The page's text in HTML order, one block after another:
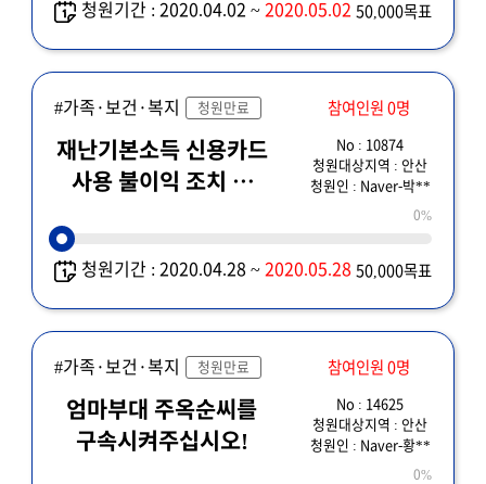
청원기간 : 2020.04.02 ~2020.05.02 50,000목표
#가족·보건·복지 청원만료 참여인원 0명
재난기본소득 신용카드
사용 불이익 조치 및
No : 10874
청원대상지역 : 안산
청원인 : Naver-박**
0%
청원기간 : 2020.04.28 ~2020.05.28 50,000목표
#가족·보건·복지 청원만료 참여인원 0명
엄마부대 주옥순씨를
구속시켜주십시오!
No : 14625
청원대상지역 : 안산
청원인 : Naver-황**
0%